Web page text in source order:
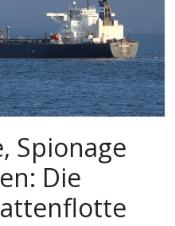
Spionage
Die